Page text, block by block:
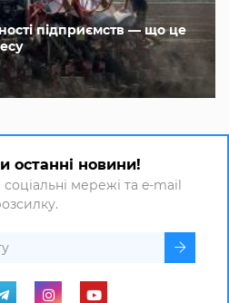
підприємств — що це
останні новини!
мережі та e-mail